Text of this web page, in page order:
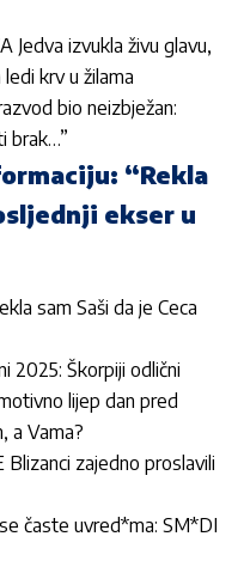
Jedva izvukla živu glavu,
krv u žilama
bio neizbježan:
brak…”
“Rekla
ekser u
sam Saši da je Ceca
2025: Škorpiji odlični
lijep dan pred
a Vama?
zajedno proslavili
časte uvred*ma: SM*DI